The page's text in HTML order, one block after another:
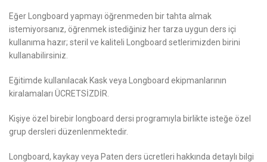
Eğer Longboard yapmayı öğrenmeden bir tahta almak
istemiyorsanız, öğrenmek istediğiniz her tarza uygun ders içi
kullanıma hazır; steril ve kaliteli Longboard setlerimizden birini
kullanabilirsiniz.
Eğitimde kullanılacak Kask veya Longboard ekipmanlarının
kiralamaları ÜCRETSİZDİR.
Kişiye özel birebir longboard dersi programıyla birlikte isteğe özel
grup dersleri düzenlenmektedir.
Longboard, kaykay veya Paten ders ücretleri hakkında detaylı bilgi